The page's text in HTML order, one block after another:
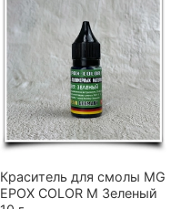
Краситель для смолы MG
EPOX COLOR M Зеленый